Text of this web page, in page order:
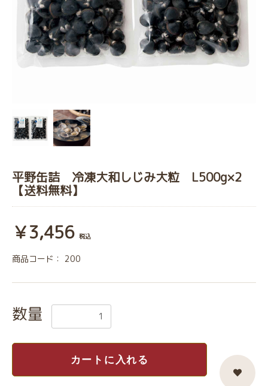
平野缶詰 冷凍大和しじみ大粒 L500g×2
【送料無料】
￥3,456 税込
商品コード： 200
数量
カートに入れる